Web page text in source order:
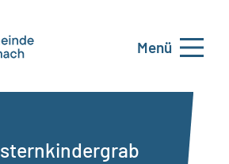
Menü
sternkindergrab